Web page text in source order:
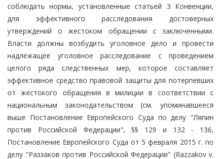
соблюдать нормы, установленные статьей 3 Конвенции,
для эффективного расследования достоверных
утверждений о жестоком обращении с заключенными.
Власти должны возбудить уголовное дело и провести
надлежащее уголовное расследование с проведением
целого ряда следственных мер, которое составляет
эффективное средство правовой защиты для потерпевших
от жестокого обращения в милиции в соответствии с
национальным законодательством (см. упоминавшееся
выше Постановление Европейского Суда по делу "Ляпин
против Российской Федерации", §§ 129 и 132 - 136,
Постановление Европейского Суда от 5 февраля 2015 г. по
делу "Раззаков против Российской Федерации" (Razzakov v.